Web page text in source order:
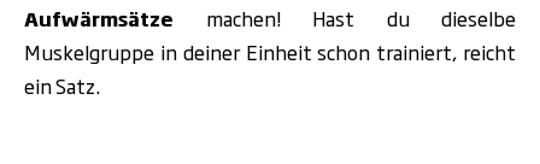
Aufwärmsätze machen! Hast du dieselbe
Muskelgruppe in deiner Einheit schon trainiert, reicht
ein Satz.